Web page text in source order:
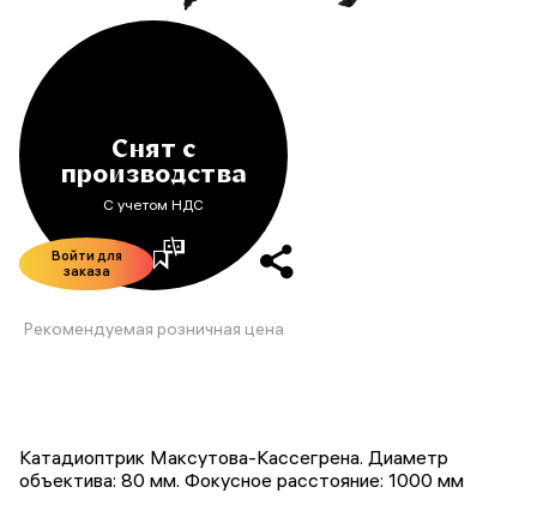
Снят с
производства
С учетом НДС
Войти для
заказа
Рекомендуемая розничная цена
Катадиоптрик Максутова-Кассегрена. Диаметр
объектива: 80 мм. Фокусное расстояние: 1000 мм